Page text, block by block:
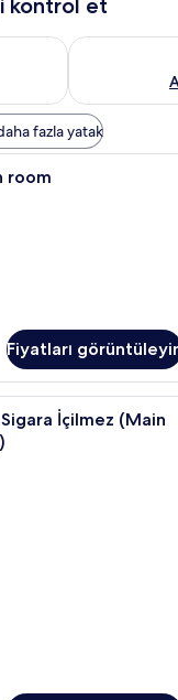
Ağu 6 - Ağu 7
Yarın için
fazla yatak
yorgan, güneşlik/
room
Fiyatları
İki Ayrı Yataklı
İçilmez (Main